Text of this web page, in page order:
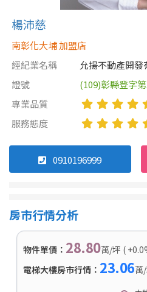
楊沛慈
南彰化大埔 加盟店
經紀業名稱
允揚不動產開發
證號
(109)彰縣登字
專業品質
服務態度
0910196999
房市行情分析
物件單價： 28.80萬/坪 (
電梯大樓房市行情： 23.06萬